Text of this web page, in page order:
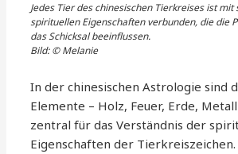
Jedes Tier des chinesischen Tierkreises ist mit
spirituellen Eigenschaften verbunden, die die
das Schicksal beeinflussen.
Bild: © Melanie
In der chinesischen Astrologie sind
Elemente – Holz, Feuer, Erde,
zentral für das Verständnis der
Eigenschaften der Tierkreiszeichen.